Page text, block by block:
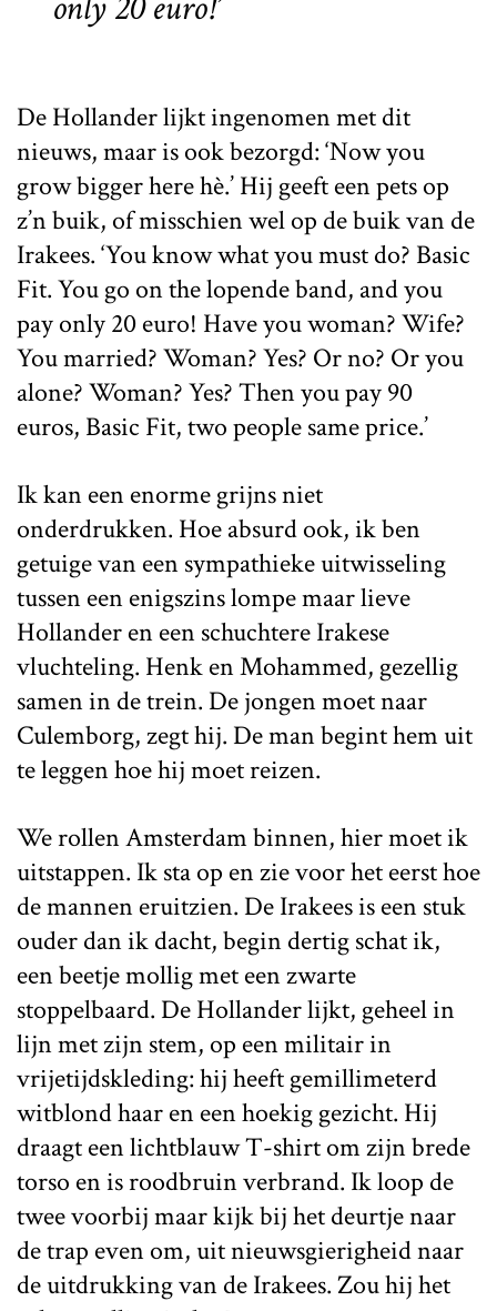
De Hollander lijkt ingenomen met dit
nieuws, maar is ook bezorgd: ‘Now you
grow bigger here hè.’ Hij geeft een pets op
z’n buik, of misschien wel op de buik van de
Irakees. ‘You know what you must do? Basic
Fit. You go on the lopende band, and you
pay only 20 euro! Have you woman? Wife?
You married? Woman? Yes? Or no? Or you
alone? Woman? Yes? Then you pay 90
euros, Basic Fit, two people same price.’
Ik kan een enorme grijns niet
onderdrukken. Hoe absurd ook, ik ben
getuige van een sympathieke uitwisseling
tussen een enigszins lompe maar lieve
Hollander en een schuchtere Irakese
vluchteling. Henk en Mohammed, gezellig
samen in de trein. De jongen moet naar
Culemborg, zegt hij. De man begint hem uit
te leggen hoe hij moet reizen.
We rollen Amsterdam binnen, hier moet ik
uitstappen. Ik sta op en zie voor het eerst hoe
de mannen eruitzien. De Irakees is een stuk
ouder dan ik dacht, begin dertig schat ik,
een beetje mollig met een zwarte
stoppelbaard. De Hollander lijkt, geheel in
lijn met zijn stem, op een militair in
vrijetijdskleding: hij heeft gemillimeterd
witblond haar en een hoekig gezicht. Hij
draagt een lichtblauw T-shirt om zijn brede
torso en is roodbruin verbrand. Ik loop de
twee voorbij maar kijk bij het deurtje naar
de trap even om, uit nieuwsgierigheid naar
de uitdrukking van de Irakees. Zou hij het